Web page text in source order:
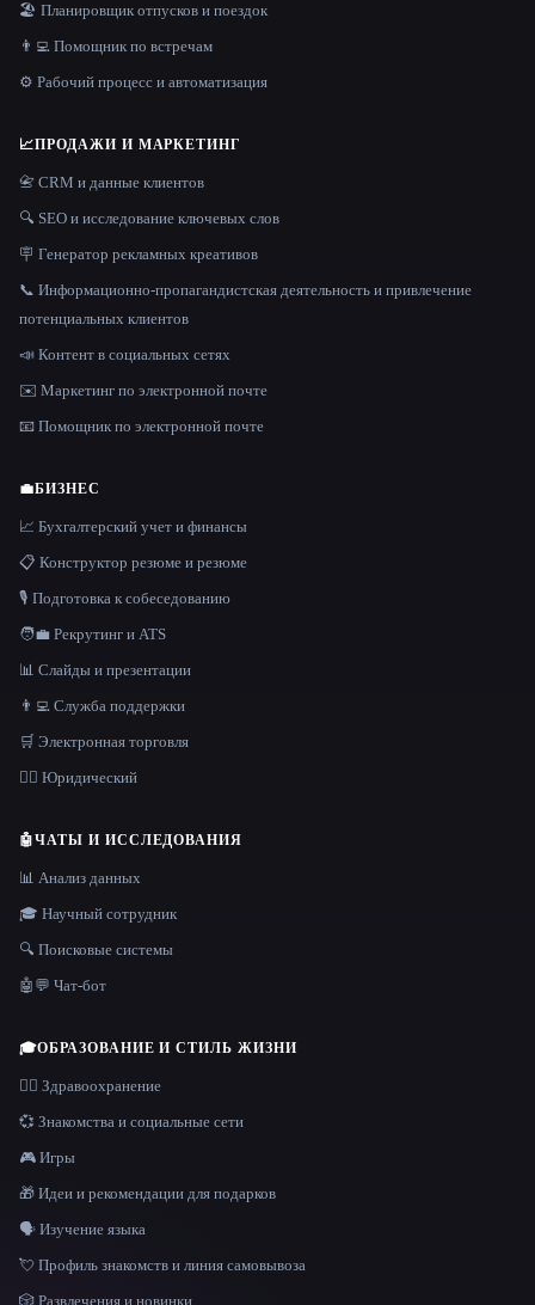
🏖 Планировщик отпусков и поездок
👨‍💻 Помощник по встречам
⚙️ Рабочий процесс и автоматизация
📈ПРОДАЖИ И МАРКЕТИНГ
📇 CRM и данные клиентов
🔍 SEO и исследование ключевых слов
🪧 Генератор рекламных креативов
📞 Информационно-пропагандистская деятельность и привлечение
потенциальных клиентов
📣 Контент в социальных сетях
✉️ Маркетинг по электронной почте
📧 Помощник по электронной почте
💼БИЗНЕС
📈 Бухгалтерский учет и финансы
📋 Конструктор резюме и резюме
🎙️ Подготовка к собеседованию
🧑‍💼 Рекрутинг и ATS
📊 Слайды и презентации
👨‍💻 Служба поддержки
🛒 Электронная торговля
👩‍⚖️ Юридический
🤖ЧАТЫ И ИССЛЕДОВАНИЯ
📊 Анализ данных
🎓 Научный сотрудник
🔍 Поисковые системы
🤖💬 Чат-бот
🎓ОБРАЗОВАНИЕ И СТИЛЬ ЖИЗНИ
👩‍⚕️ Здравоохранение
💞 Знакомства и социальные сети
🎮 Игры
🎁 Идеи и рекомендации для подарков
🗣️ Изучение языка
💘 Профиль знакомств и линия самовывоза
🎲 Развлечения и новинки